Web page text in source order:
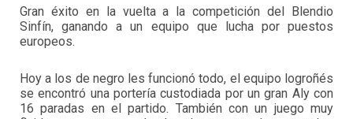
Gran éxito en la vuelta a la competición del Blendio
Sinfín, ganando a un equipo que lucha por puestos
europeos.
Hoy a los de negro les funcionó todo, el equipo logroñés
se encontró una portería custodiada por un gran Aly con
16 paradas en el partido. También con un juego muy